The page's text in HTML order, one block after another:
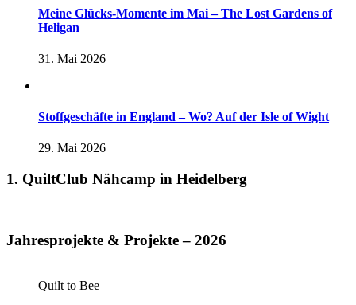
Meine Glücks-Momente im Mai – The Lost Gardens of
Heligan
31. Mai 2026
Stoffgeschäfte in England – Wo? Auf der Isle of Wight
29. Mai 2026
1. QuiltClub Nähcamp in Heidelberg
Jahresprojekte & Projekte – 2026
Quilt to Bee